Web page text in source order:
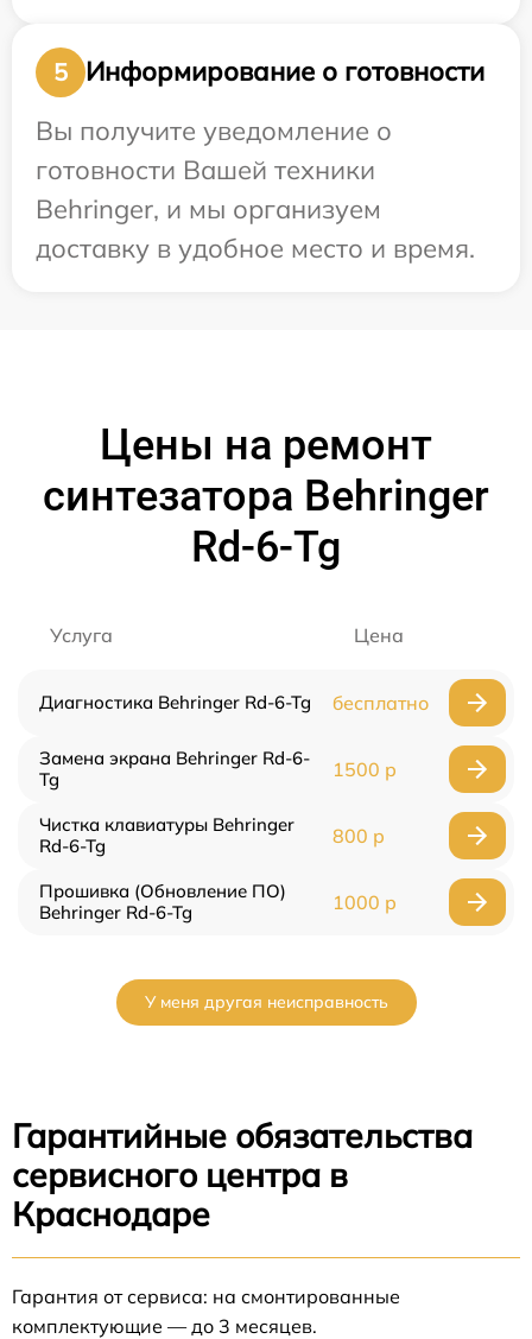
5
Информирование о готовности
Вы получите уведомление о
готовности Вашей техники
Behringer, и мы организуем
доставку в удобное место и время.
Цены на ремонт
синтезатора Behringer
Rd-6-Tg
Услуга Цена
Диагностика Behringer Rd-6-Tg бесплатно
Замена экрана Behringer Rd-6-
Tg
1500 р
Чистка клавиатуры Behringer
Rd-6-Tg
800 р
Прошивка (Обновление ПО)
Behringer Rd-6-Tg
1000 р
У меня другая неисправность
Гарантийные обязательства
сервисного центра в
Краснодаре
Гарантия от сервиса: на смонтированные
комплектующие — до 3 месяцев.